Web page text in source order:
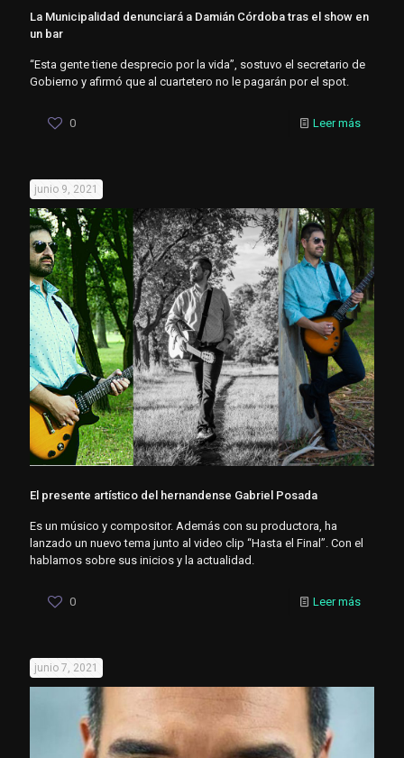
La Municipalidad denunciará a Damián Córdoba tras el show en
un bar
“Esta gente tiene desprecio por la vida”, sostuvo el secretario de
Gobierno y afirmó que al cuartetero no le pagarán por el spot.
0 Leer más
junio 9, 2021
El presente artístico del hernandense Gabriel Posada
Es un músico y compositor. Además con su productora, ha
lanzado un nuevo tema junto al video clip “Hasta el Final”. Con el
hablamos sobre sus inicios y la actualidad.
0 Leer más
junio 7, 2021